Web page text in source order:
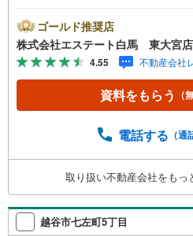
築・リフォーム・資金計画
たします。～人気のリモー
～・小さいお子様や家事で
したくない時・LINEや
利用いただけます・リモ
物件の現地から映像をお
「見え方」などもしっかり
ャルプランナーと1対1で・
も安心・忙しいパートナー
場所から家族みんなで参加
さい～営業時間～9:30～
話でのお問合せがスムーズ
ゴールド推奨店
株式会社エステート白馬 東大宮店
4.55 不動産会社
資料をもらう （
電話する （通
取り扱い不動産会社をもっ
越谷市七左町5丁目